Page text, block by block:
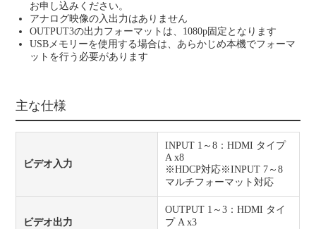
お申し込みください。
アナログ映像の入出力はありません
OUTPUT3の出力フォーマットは、1080p固定となります
USBメモリーを使用する場合は、あらかじめ本機でフォーマ
ットを行う必要があります
主な仕様
ビデオ入力
INPUT 1～8：HDMI タイプ
A x8
※HDCP対応※INPUT 7～8
マルチフォーマット対応
ビデオ出力
OUTPUT 1～3：HDMI タイ
プ A x3